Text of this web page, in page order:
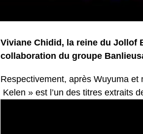
Viviane Chidid, la reine du Jollof
collaboration du groupe
Respectivement, après Wuyuma
Kelen » est l’un des titres extraits